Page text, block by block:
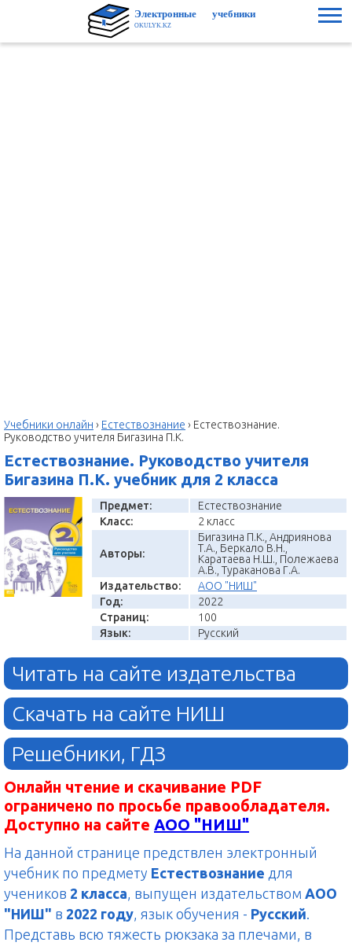
Учебники онлайн › Естествознание › Естествознание.
Руководство учителя Бигазина П.К.
Естествознание. Руководство учителя
Бигазина П.К. учебник для 2 класса
Предмет:
Естествознание
Класс:
2 класс
Авторы:
Бигазина П.К., Андриянова
Т.А., Беркало В.Н.,
Каратаева Н.Ш., Полежаева
А.В., Тураканова Г.А.
Издательство:
АОО "НИШ"
Год:
2022
Страниц:
100
Язык:
Русский
Читать на сайте издательства
Скачать на сайте НИШ
Решебники, ГДЗ
Онлайн чтение и скачивание PDF
ограничено по просьбе правообладателя.
Доступно на сайте АОО "НИШ"
На данной странице предствлен электронный
учебник по предмету Естествознание для
учеников 2 класса, выпущен издательством АОО
"НИШ" в 2022 году, язык обучения - Русский.
Представь всю тяжесть рюкзака за плечами, в